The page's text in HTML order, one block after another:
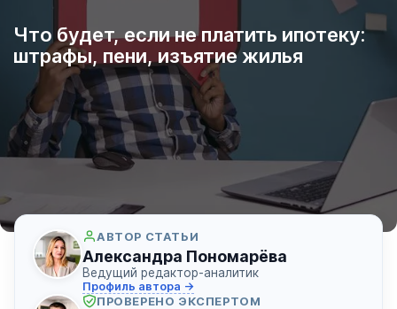
Что будет, если не платить ипотеку:
штрафы, пени, изъятие жилья
АВТОР СТАТЬИ
Александра Пономарёва
Ведущий редактор-аналитик
Профиль автора →
ПРОВЕРЕНО ЭКСПЕРТОМ